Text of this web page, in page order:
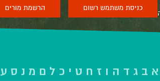
כניסת משתמש רשום הרשמת מורים
א ב ג ד ה ו ז ח ט י כ ל ם מ נ ס ע